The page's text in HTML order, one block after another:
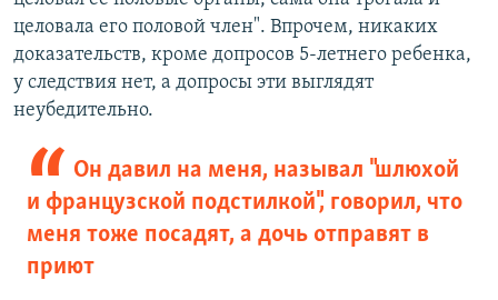
целовала его половой член". Впрочем, никаких
доказательств, кроме допросов 5-летнего ребенка,
у следствия нет, а допросы эти выглядят
неубедительно.
Он давил на меня, называл "шлюхой
и французской подстилкой", говорил, что
меня тоже посадят, а дочь отправят в
приют